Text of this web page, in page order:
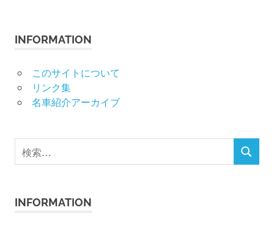
INFORMATION
このサイトについて
リンク集
名車紹介アーカイブ
検
索
検
INFORMATION